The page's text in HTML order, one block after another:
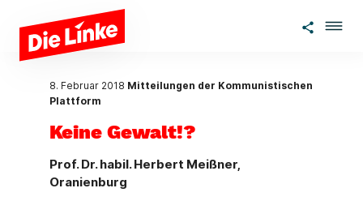
Zum Hauptinhalt springen
8. Februar 2018 Mitteilungen der Kommunistischen
Plattform
Keine Gewalt!?
Prof. Dr. habil. Herbert Meißner,
Oranienburg